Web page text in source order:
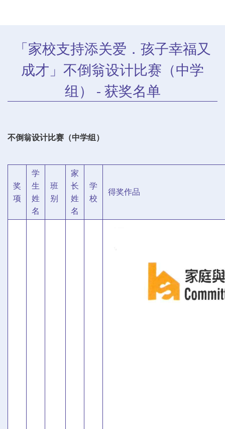
「家校支持添关爱．孩子幸福又
成才」不倒翁设计比赛（中学
组） - 获奖名单
不倒翁设计比赛（中学组）
奖
项
学
生
姓
名
班
别
家
长
姓
名
学
校
得奖作品